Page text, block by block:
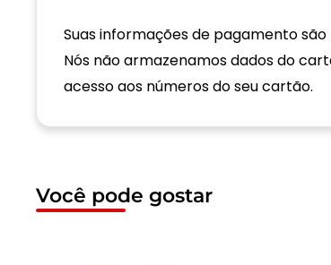
Suas informações de pagamento
Nós não armazenamos dados do
acesso aos números do seu cartão.
Você pode gostar